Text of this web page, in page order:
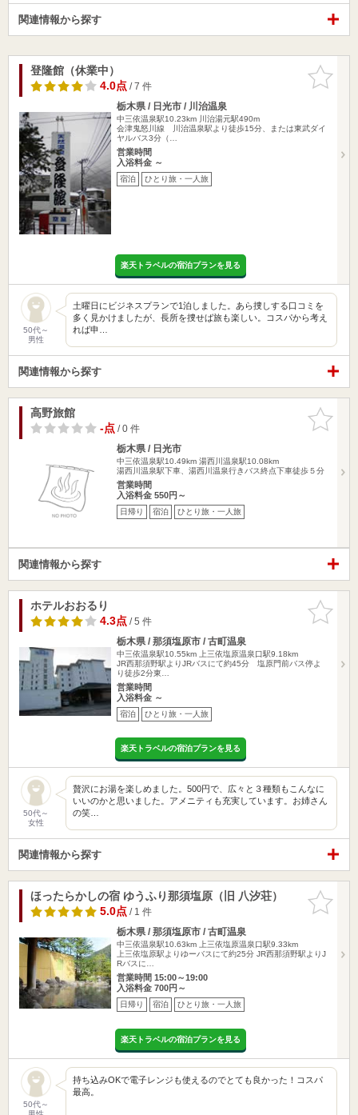
関連情報から探す
お気に入
りに追加
登隆館（休業中）
4.0点/ 7 件
栃木県 / 日光市 / 川治温泉
中三依温泉駅10.23km
川治湯元駅490m
会津鬼怒川線 川治温泉駅より徒歩15分、または東武ダイ
ヤルバス3分（…
営業時間
入浴料金 ～
宿泊 ひとり旅・一人旅
楽天トラベルの宿泊プランを見る
50代～
男性
土曜日にビジネスプランで1泊しました。あら捜しする口コミを
多く見かけましたが、長所を捜せば旅も楽しい。コスパから考え
れば申…
関連情報から探す
お気に入
りに追加
高野旅館
-点/ 0 件
栃木県 / 日光市
中三依温泉駅10.49km 湯西川温泉駅10.08km
湯西川温泉駅下車、湯西川温泉行きバス終点下車徒歩５分
営業時間
入浴料金 550円～
日帰り 宿泊 ひとり旅・一人旅
関連情報から探す
お気に入
りに追加
ホテルおおるり
4.3点/ 5 件
栃木県 / 那須塩原市 / 古町温泉
中三依温泉駅10.55km
上三依塩原温泉口駅9.18km
JR西那須野駅よりJRバスにて約45分 塩原門前バス停よ
り徒歩2分東…
営業時間
入浴料金 ～
宿泊 ひとり旅・一人旅
楽天トラベルの宿泊プランを見る
50代～
女性
贅沢にお湯を楽しめました。500円で、広々と３種類もこんなに
いいのかと思いました。アメニティも充実しています。お姉さん
の笑…
関連情報から探す
お気に入
りに追加
ほったらかしの宿 ゆうふり那須塩原（旧 八汐荘）
5.0点/ 1 件
栃木県 / 那須塩原市 / 古町温泉
中三依温泉駅10.63km
上三依塩原温泉口駅9.33km
上三依塩原駅よりゆーバスにて約25分 JR西那須野駅よりJ
Rバスに…
営業時間 15:00～19:00
入浴料金 700円～
日帰り 宿泊 ひとり旅・一人旅
楽天トラベルの宿泊プランを見る
50代～
持ち込みOKで電子レンジも使えるのでとても良かった！コスパ
最高。